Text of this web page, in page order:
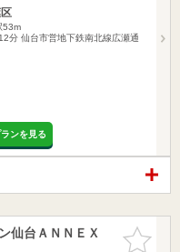
53m
分 仙台市営地下鉄南北線広瀬通
ンを見る
お気に入
りに追加
台ＡＮＮＥＸ